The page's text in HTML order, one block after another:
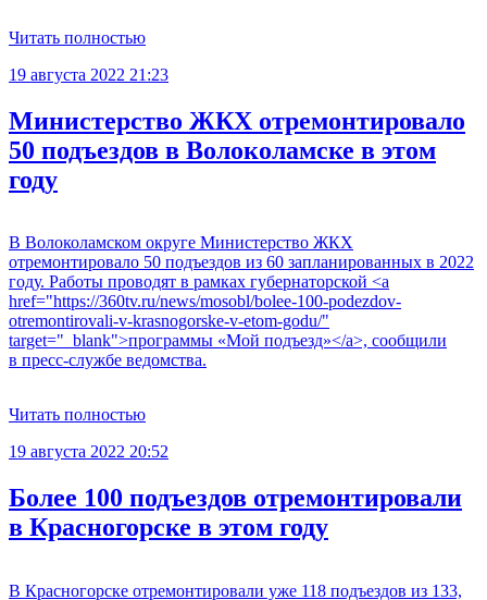
Читать полностью
19 августа 2022 21:23
Министерство ЖКХ отремонтировало
50 подъездов в Волоколамске в этом
году
В Волоколамском округе Министерство ЖКХ
отремонтировало 50 подъездов из 60 запланированных в 2022
году. Работы проводят в рамках губернаторской <a
href="https://360tv.ru/news/mosobl/bolee-100-podezdov-
otremontirovali-v-krasnogorske-v-etom-godu/"
target="_blank">программы «Мой подъезд»</a>, сообщили
в пресс-службе ведомства.
Читать полностью
19 августа 2022 20:52
Более 100 подъездов отремонтировали
в Красногорске в этом году
В Красногорске отремонтировали уже 118 подъездов из 133,